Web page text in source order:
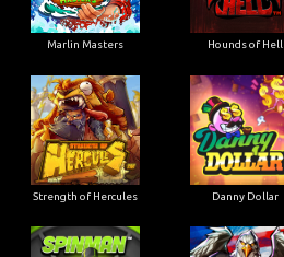
Marlin Masters Hounds of Hell
Strength of Hercules Danny Dollar